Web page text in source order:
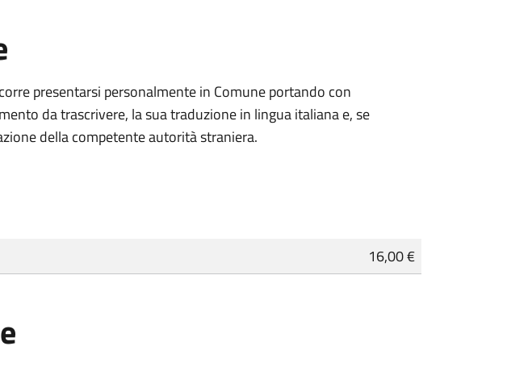
presentarsi personalmente in Comune portando con
da trascrivere, la sua traduzione in lingua italiana e, se
della competente autorità straniera.
16,00 €